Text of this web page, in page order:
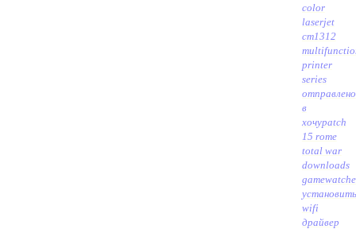
color
laserjet
cm1312
printer
series
отправлено
в
хочуpatch
15 rome
total war
downloads
установить
wifi
драйвер